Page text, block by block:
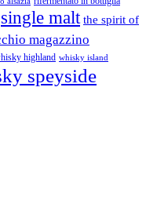
single malt the spirit of
magazzino
highland whisky island
speyside